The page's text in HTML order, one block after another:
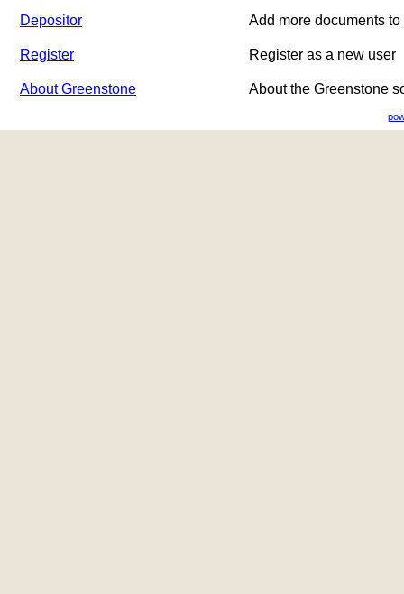
Depositor Add more documents
Register Register as a new user
About Greenstone About the Greenstone